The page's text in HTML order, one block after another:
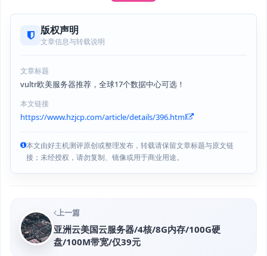
版权声明
文章信息与转载说明
文章标题
vultr欧美服务器推荐，全球17个数据中心可选！
本文链接
https://www.hzjcp.com/article/details/396.html
本文由好主机测评原创或整理发布，转载请保留文章标题与原文链
接；未经授权，请勿复制、镜像或用于商业用途。
上一篇
亚洲云美国云服务器/4核/8G内存/100G硬
盘/100M带宽/仅39元